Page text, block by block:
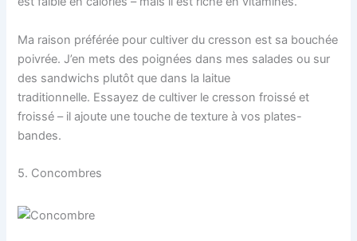
Ma raison préférée pour cultiver du cresson est sa bouchée
poivrée. J’en mets des poignées dans mes salades ou sur
des sandwichs plutôt que dans la laitue
traditionnelle. Essayez de cultiver le cresson froissé et
froissé – il ajoute une touche de texture à vos plates-
bandes.
5. Concombres